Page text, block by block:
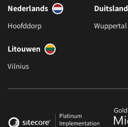
Nederlands
Hoofddorp
Duitsland
Wuppertal
Litouwen
Vilnius